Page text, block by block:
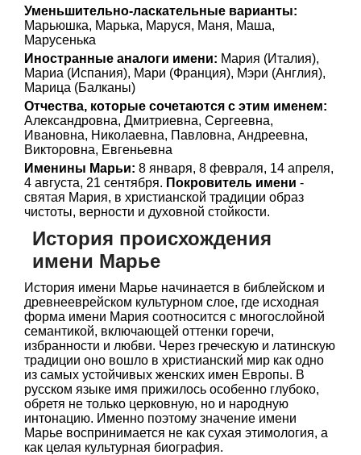
Уменьшительно-ласкательные варианты:
Марьюшка, Марька, Маруся, Маня, Маша,
Марусенька
Иностранные аналоги имени: Мария (Италия),
Мариа (Испания), Мари (Франция), Мэри (Англия),
Марица (Балканы)
Отчества, которые сочетаются с этим именем:
Александровна, Дмитриевна, Сергеевна,
Ивановна, Николаевна, Павловна, Андреевна,
Викторовна, Евгеньевна
Именины Марьи: 8 января, 8 февраля, 14 апреля,
4 августа, 21 сентября. Покровитель имени -
святая Мария, в христианской традиции образ
чистоты, верности и духовной стойкости.
История происхождения
имени Марье
История имени Марье начинается в библейском и
древнееврейском культурном слое, где исходная
форма имени Мария соотносится с многослойной
семантикой, включающей оттенки горечи,
избранности и любви. Через греческую и латинскую
традиции оно вошло в христианский мир как одно
из самых устойчивых женских имен Европы. В
русском языке имя прижилось особенно глубоко,
обретя не только церковную, но и народную
интонацию. Именно поэтому значение имени
Марье воспринимается не как сухая этимология, а
как целая культурная биография.